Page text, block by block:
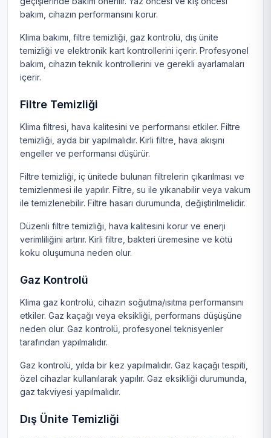
bakım, cihazın performansını korur.
Klima bakımı, filtre temizliği, gaz kontrolü, dış ünite
temizliği ve elektronik kart kontrollerini içerir. Profesyonel
bakım, cihazın teknik kontrollerini ve gerekli ayarlamaları
içerir.
Filtre Temizliği
Klima filtresi, hava kalitesini ve performansı etkiler. Filtre
temizliği, ayda bir yapılmalıdır. Kirli filtre, hava akışını
engeller ve performansı düşürür.
Filtre temizliği, iç ünitede bulunan filtrelerin çıkarılması ve
temizlenmesi ile yapılır. Filtre, su ile yıkanabilir veya vakum
ile temizlenebilir. Filtre hasarı durumunda, değiştirilmelidir.
Düzenli filtre temizliği, hava kalitesini korur ve enerji
verimliliğini artırır. Kirli filtre, bakteri üremesine ve kötü
koku oluşumuna neden olur.
Gaz Kontrolü
Klima gaz kontrolü, cihazın soğutma/ısıtma performansını
etkiler. Gaz kaçağı veya eksikliği, performans düşüşüne
neden olur. Gaz kontrolü, profesyonel teknisyenler
tarafından yapılmalıdır.
Gaz kontrolü, yılda bir kez yapılmalıdır. Gaz kaçağı tespiti,
özel cihazlar kullanılarak yapılır. Gaz eksikliği durumunda,
gaz takviyesi yapılmalıdır.
Dış Ünite Temizliği